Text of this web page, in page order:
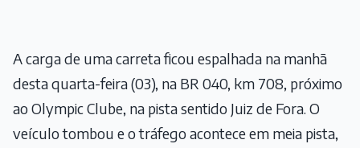
A carga de uma carreta ficou espalhada na manhã
desta quarta-feira (03), na BR 040, km 708, próximo
ao Olympic Clube, na pista sentido Juiz de Fora. O
veículo tombou e o tráfego acontece em meia pista,